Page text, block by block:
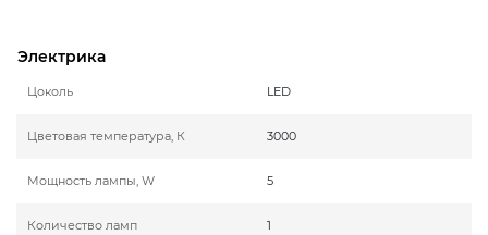
Электрика
Цоколь LED
Цветовая температура, К 3000
Мощность лампы, W 5
Количество ламп 1